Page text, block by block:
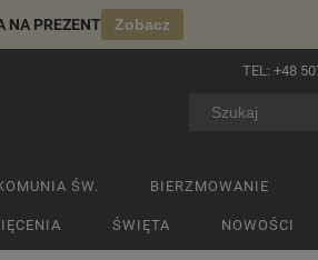
NA PREZENT Zobacz
TEL: +48
ŚW. BIERZMOWANIE
ŚWIĘTA NOWOŚCI